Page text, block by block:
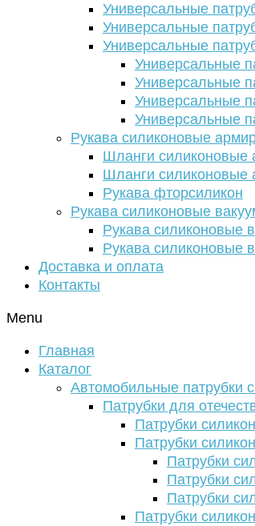
Универсальные
Универсальные
Универсальные
Универсальные
Универсальные
Универсальные
Универсальные
Рукава силиконовые
Шланги силиконовые
Шланги силиконовые
Рукава фторсиликон
Рукава силиконовые
Рукава силиконовые
Рукава силиконовые
Доставка и оплата
Контакты
Menu
Главная
Каталог
Автомобильные патрубки
Патрубки для
Патрубки
Патрубки
Патрубки
Патрубки
Патрубки
Патрубки